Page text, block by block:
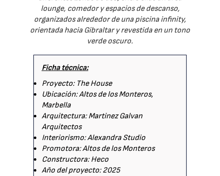
lounge, comedor y espacios de descanso,
organizados alrededor de una piscina infinity,
orientada hacia Gibraltar y revestida en un tono
verde oscuro.
Ficha técnica:
Proyecto: The House
Ubicación: Altos de los Monteros,
Marbella
Arquitectura: Martinez Galvan
Arquitectos
Interiorismo: Alexandra Studio
Promotora: Altos de los Monteros
Constructora: Heco
Año del proyecto: 2025